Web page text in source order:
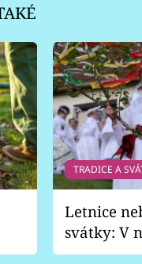
TRADICE A
Letnice
svátky: V
pondělí